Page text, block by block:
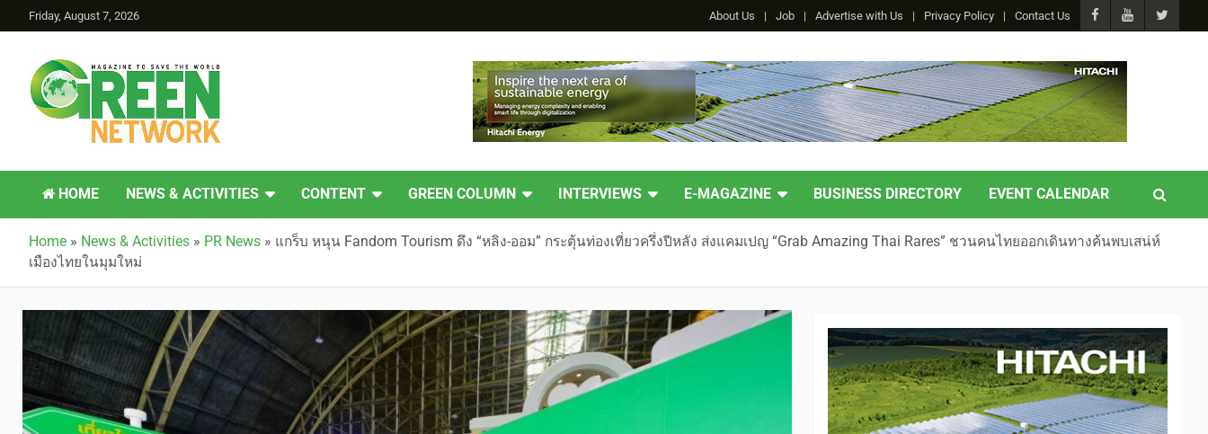
Friday, August 7, 2026 About Us Job Advertise with Us Privacy Policy Contact Us
Green Network
HOME NEWS & ACTIVITIES CONTENT GREEN COLUMN INTERVIEWS E-MAGAZINE BUSINESS DIRECTORY EVENT CALENDAR
Home » News & Activities » PR News » แกร็บ หนุน Fandom Tourism ดึง “หลิง-ออม” กระตุ้นท่องเที่ยวครึ่งปีหลัง ส่งแคมเปญ “Grab Amazing Thai Rares” ชวนคนไทยออกเดินทางค้นพบเสน่ห์
เมืองไทยในมุมใหม่